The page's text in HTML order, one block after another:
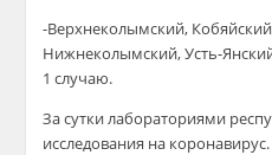
-Верхнеколымский,
Нижнеколымский, Усть-
1 случаю.
За сутки лабораториями
исследования на коронавирус.